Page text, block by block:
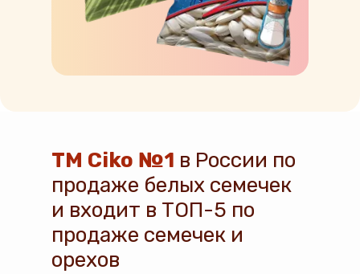
ТМ Ciko №1 в России по
продаже белых семечек
и входит в ТОП-5 по
продаже семечек и
орехов